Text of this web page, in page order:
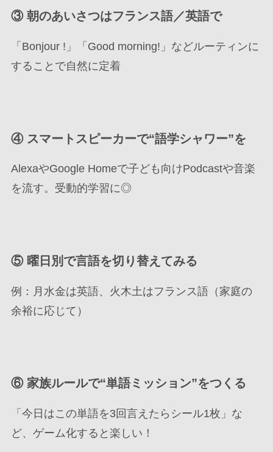
③ 朝のあいさつはフランス語／英語で
「Bonjour !」「Good morning!」などルーティンに
することで自然に定着
④ スマートスピーカーで“語学シャワー”を
AlexaやGoogle Homeで子ども向けPodcastや音楽
を流す。受動的学習に◎
⑤ 曜日別で言語を切り替えてみる
例：月水金は英語、火木土はフランス語（家庭の
余裕に応じて）
⑥ 家族ルールで“単語ミッション”をつくる
「今日はこの単語を3回言えたらシール1枚」な
ど、ゲーム化すると楽しい！